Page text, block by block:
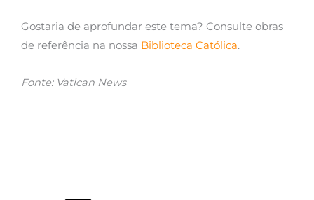
Gostaria de aprofundar este tema? Consulte obras
de referência na nossa Biblioteca Católica.
Fonte: Vatican News